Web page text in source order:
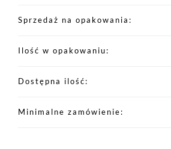
Sprzedaż na opakowania
Ilość w opakowaniu
Dostępna ilość
Minimalne zamówienie